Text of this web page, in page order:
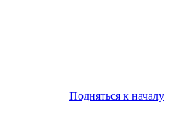
Подняться к началу